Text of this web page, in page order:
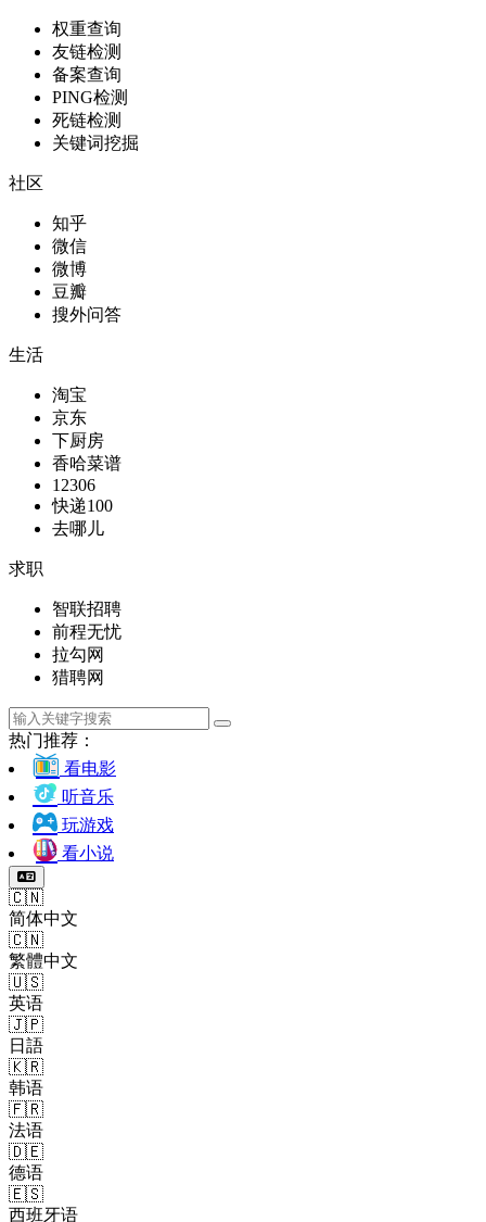
权重查询
友链检测
备案查询
PING检测
死链检测
关键词挖掘
社区
知乎
微信
微博
豆瓣
搜外问答
生活
淘宝
京东
下厨房
香哈菜谱
12306
快递100
去哪儿
求职
智联招聘
前程无忧
拉勾网
猎聘网
热门推荐：
看电影
听音乐
玩游戏
看小说
🇨🇳
简体中文
🇨🇳
繁體中文
🇺🇸
英语
🇯🇵
日語
🇰🇷
韩语
🇫🇷
法语
🇩🇪
德语
🇪🇸
西班牙语